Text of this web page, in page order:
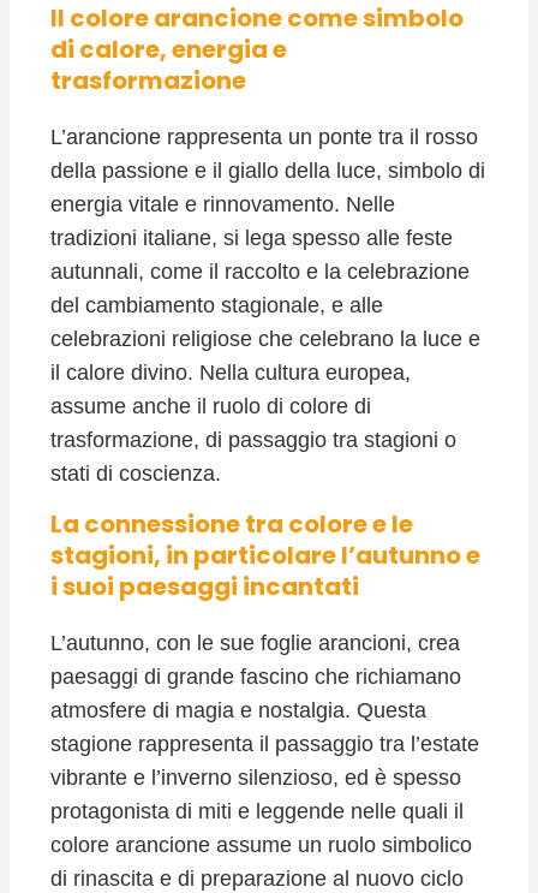
Il colore arancione come simbolo
di calore, energia e
trasformazione
L’arancione rappresenta un ponte tra il rosso
della passione e il giallo della luce, simbolo di
energia vitale e rinnovamento. Nelle
tradizioni italiane, si lega spesso alle feste
autunnali, come il raccolto e la celebrazione
del cambiamento stagionale, e alle
celebrazioni religiose che celebrano la luce e
il calore divino. Nella cultura europea,
assume anche il ruolo di colore di
trasformazione, di passaggio tra stagioni o
stati di coscienza.
La connessione tra colore e le
stagioni, in particolare l’autunno e
i suoi paesaggi incantati
L’autunno, con le sue foglie arancioni, crea
paesaggi di grande fascino che richiamano
atmosfere di magia e nostalgia. Questa
stagione rappresenta il passaggio tra l’estate
vibrante e l’inverno silenzioso, ed è spesso
protagonista di miti e leggende nelle quali il
colore arancione assume un ruolo simbolico
di rinascita e di preparazione al nuovo ciclo